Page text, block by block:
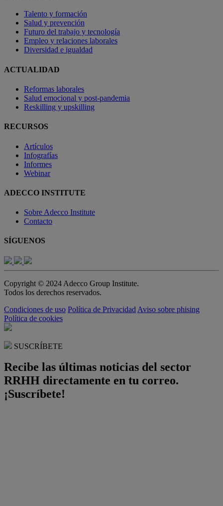
Talento y formación
Salud y prevención
Futuro del trabajo y tecnología
Empleo y relaciones laborales
Diversidad e igualdad
ACTUALIDAD
Reformas laborales
Salud emocional y post-pandemia
Reskilling y upskilling
RECURSOS
Artículos
Infografías
Informes
Webinar
ADECCO INSTITUTE
Sobre Adecco Institute
Contacto
SÍGUENOS
Copyright © 2024 Adecco Group Institute.
Todos los derechos reservados.
Condiciones de uso Política de Privacidad Aviso sobre phising
Política de cookies
SUSCRÍBETE
Recibe las últimas noticias del sector
RRHH directamente en tu correo.
¡Suscríbete!